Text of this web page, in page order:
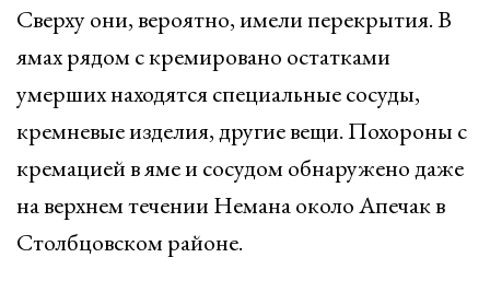
Сверху они, вероятно, имели перекрытия. В
ямах рядом с кремировано остатками
умерших находятся специальные сосуды,
кремневые изделия, другие вещи. Похороны с
кремацией в яме и сосудом обнаружено даже
на верхнем течении Немана около Апечак в
Столбцовском районе.